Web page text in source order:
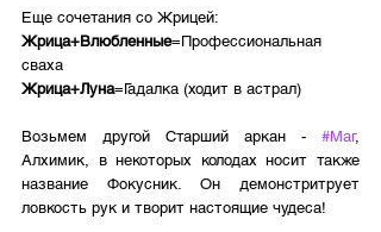
Еще сочетания со Жрицей:
Жрица+Влюбленные=Профессиональная
сваха
Жрица+Луна=Гадалка (ходит в астрал)
Возьмем другой Старший аркан - #Маг,
Алхимик, в некоторых колодах носит также
название Фокусник. Он демонстритрует
ловкость рук и творит настоящие чудеса!